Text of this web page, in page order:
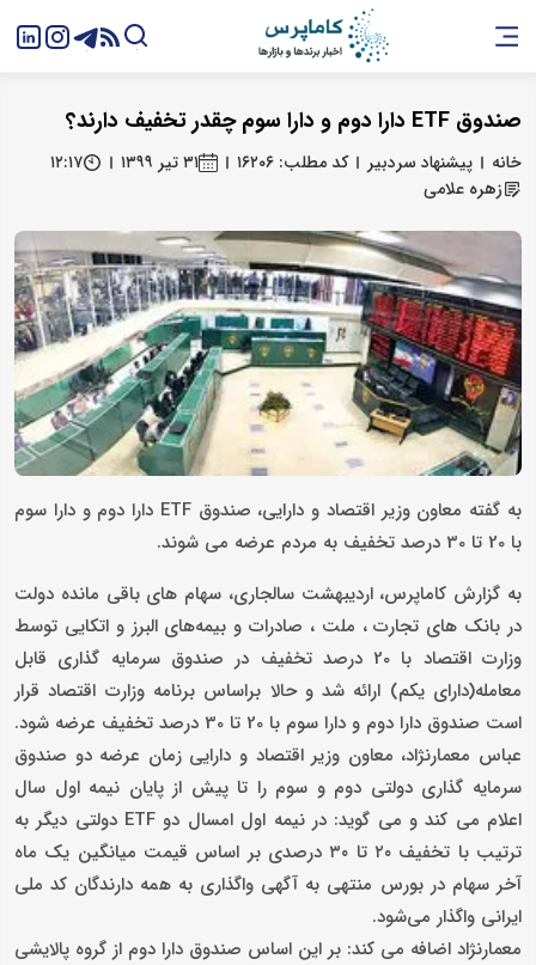
صندوق ETF دارا دوم و دارا سوم چقدر تخفیف دارند؟
خانه پیشنهاد سردبیر کد مطلب: ۱۶۲۰۶ ۳۱ تیر ۱۳۹۹
۱۲:۱۷
زهره علامی
به گفته معاون وزیر اقتصاد و دارایی، صندوق ETF دارا دوم و دارا سوم
با 20 تا 30 درصد تخفیف به مردم عرضه می شوند.
به گزارش کاماپرس، اردیبهشت سالجاری، سهام های باقی مانده دولت
در بانک های تجارت ، ملت ، صادرات و بیمه‌های البرز و اتکایی توسط
وزارت اقتصاد با 20 درصد تخفیف در صندوق سرمایه گذاری قابل
معامله(دارای یکم) ارائه شد و حالا براساس برنامه وزارت اقتصاد قرار
است صندوق دارا دوم و دارا سوم با 20 تا 30 درصد تخفیف عرضه شود.
عباس معمارنژاد، معاون وزیر اقتصاد و دارایی زمان عرضه دو صندوق
سرمایه گذاری دولتی دوم و سوم را تا پیش از پایان نیمه اول سال
اعلام می کند و می گوید: در نیمه اول امسال دو ETF دولتی دیگر به
ترتیب با تخفیف ٢٠ تا ٣٠ درصدی بر اساس قیمت میانگین یک ماه
آخر سهام در بورس منتهی به آگهی واگذاری به همه دارندگان کد ملی
ایرانی واگذار می‌شود.
معمارنژاد اضافه می کند: بر این اساس صندوق دارا دوم از گروه پالایشی